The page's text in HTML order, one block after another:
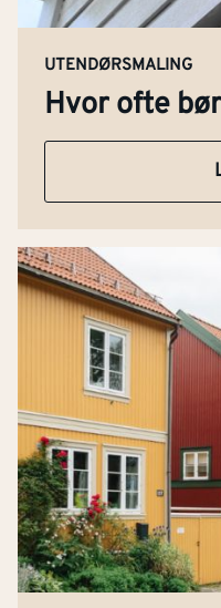
UTENDØRSMALING
Hvor ofte